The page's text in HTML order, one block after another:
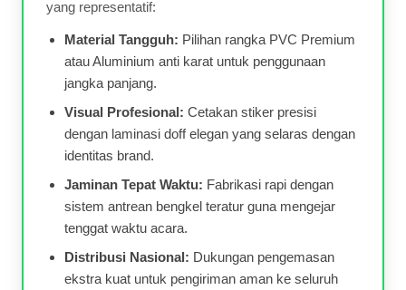
yang representatif:
Material Tangguh: Pilihan rangka PVC Premium
atau Aluminium anti karat untuk penggunaan
jangka panjang.
Visual Profesional: Cetakan stiker presisi
dengan laminasi doff elegan yang selaras dengan
identitas brand.
Jaminan Tepat Waktu: Fabrikasi rapi dengan
sistem antrean bengkel teratur guna mengejar
tenggat waktu acara.
Distribusi Nasional: Dukungan pengemasan
ekstra kuat untuk pengiriman aman ke seluruh